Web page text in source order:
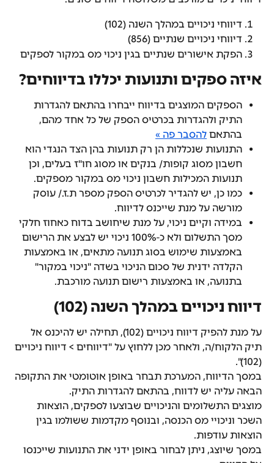
דיווחי ניכויים במהלך השנה (102)
דיווחי ניכויים שנתיים (856)
הפקת אישורים שנתיים בגין ניכוי מס במקור לספקים
איזה ספקים ותנועות יכללו בדיווחים?
הספקים המוצגים בדיווח ייבחרו בהתאם להגדרות
התיק ולהגדרות בכרטיס הספק של כל אחד מהם,
בהתאם להסבר פה »
התנועות שנכללות הן רק תנועות בהן הצד הנגדי הוא
חשבון מסוג קופות/ בנקים או מסוג חו"ז בעלים, וכן
תנועות המכילות חשבון ניכוי מס במקור מספקים.
כמו כן, יש להגדיר לכרטיס הספק מספר ת.ז./ עוסק
מורשה על מנת שייכנס לדיווח.
במידה וקיים ניכוי, על מנת שיחושב בדוח כאחוז חלקי
מסך התשלום ולא כ-100% ניכוי יש לבצע את הרישום
באמצעות שימוש בסוג תנועה מתאים, או באמצעות
הקלדה ידנית של סכום הניכוי בשדה "ניכוי במקור"
בתנועה, או באמצעות רישום תנועה מורכבת.
דיווח ניכויים במהלך השנה (102)
על מנת להפיק דיווח ניכויים (102), תחילה יש להיכנס אל
תיק הלקוח/ה, ולאחר מכן ללחוץ על "דיווחים > דיווח ניכויים
(102)".
במסך הדיווח, המערכת תבחר באופן אוטומטי את התקופה
הבאה עליה יש לדווח, בהתאם להגדרות התיק.
מוצגים התשלומים והניכויים שבוצעו לספקים, הוצאות
השכר וניכויי מס הכנסה, ובנוסף מקדמות ששולמו בגין
הוצאות עודפות.
במסך שיוצג, ניתן לבחור באופן ידני את התנועות שייכנסו